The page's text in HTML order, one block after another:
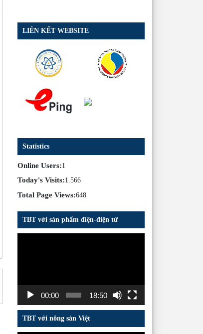
LIÊN KẾT WEBSITE
Statistics
Online Users:1
Today's Visits:1.566
Total Page Views:648
TBT với sản phẩm điện-điện tử
00:00 18:50
TBT với nông sản Việt